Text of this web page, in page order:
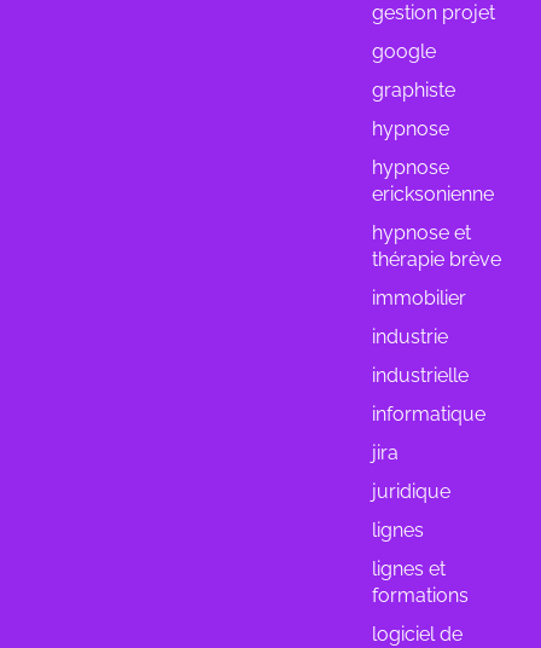
gestion projet
google
graphiste
hypnose
hypnose
ericksonienne
hypnose et
thérapie brève
immobilier
industrie
industrielle
informatique
jira
juridique
lignes
lignes et
formations
logiciel de